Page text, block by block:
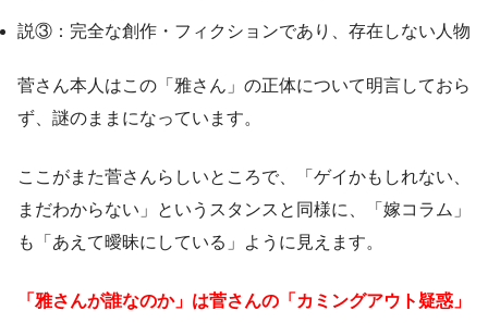
説③：完全な創作・フィクションであり、存在しない人物
菅さん本人はこの「雅さん」の正体について明言しておら
ず、謎のままになっています。
ここがまた菅さんらしいところで、「ゲイかもしれない、
まだわからない」というスタンスと同様に、「嫁コラム」
も「あえて曖昧にしている」ように見えます。
「雅さんが誰なのか」は菅さんの「カミングアウト疑惑」